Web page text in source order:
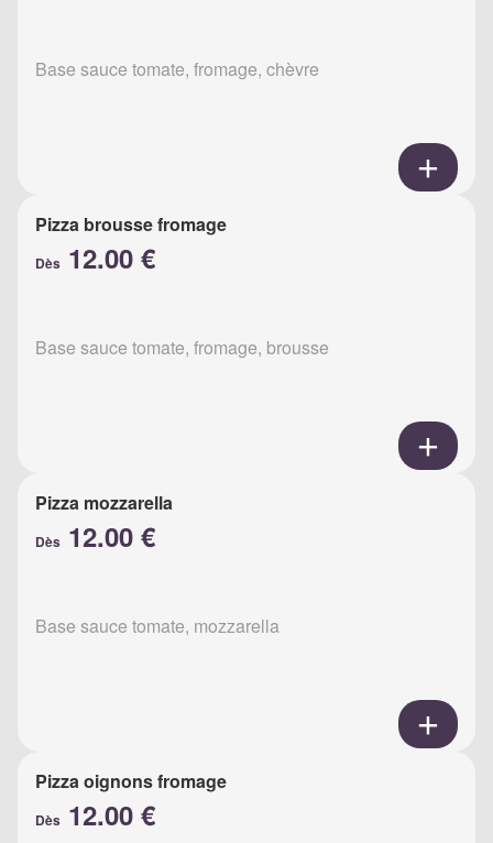
Base sauce tomate, fromage, chèvre
Pizza brousse fromage
Dès 12.00 €
Base sauce tomate, fromage, brousse
Pizza mozzarella
Dès 12.00 €
Base sauce tomate, mozzarella
Pizza oignons fromage
Dès 12.00 €